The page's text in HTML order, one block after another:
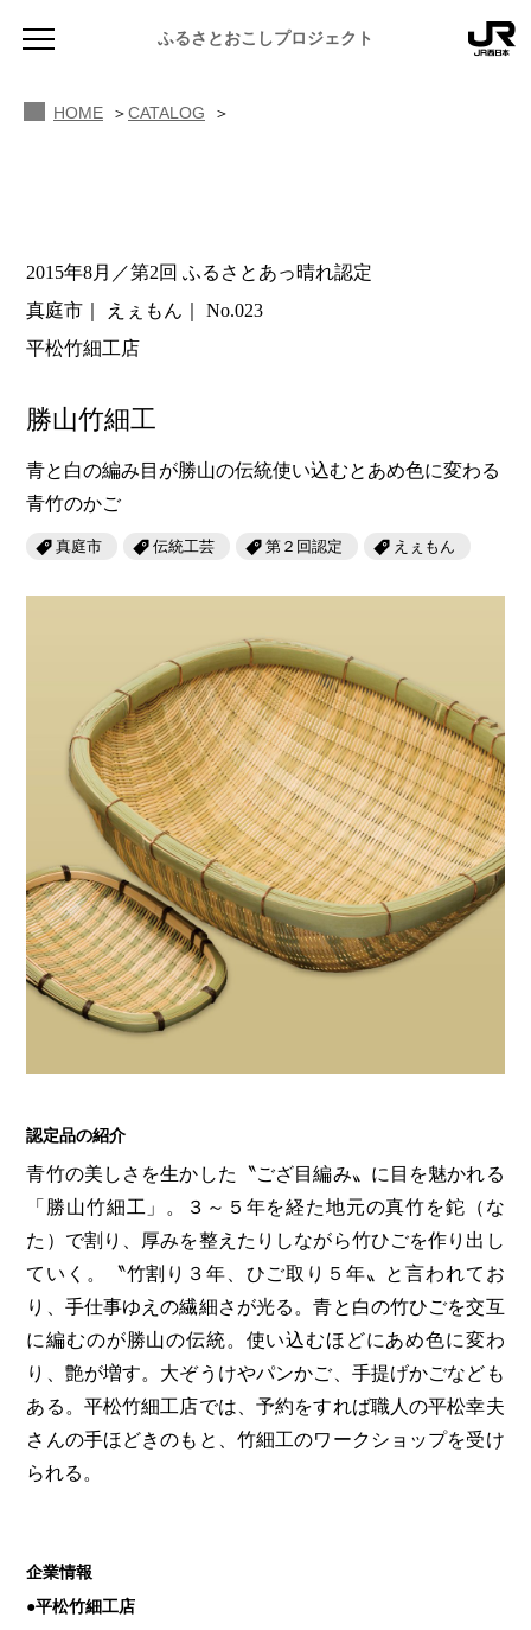
ふるさとおこしプロジェクト
お知らせ
ふるさと散歩
あの駅この駅
おのえきTIMES
JR西日本グループのおみやげ開発
岡山育ちのアイスバー
せとうちの果実 清涼飲料水
雑貨シリーズ
恋するジャージー 瀬戸田レモン
蒜山ショコラ
蒜山ショコラクッキーズ
せとうちのおいしいシリーズ
生スフレ ふわり～ぬ
ふるさとあっ晴れ認定
マップ・一覧から探す
カテゴリー・タグ・キーワードから探す
第16回 Re： 第15回 未来へつなぐ人
第14回 持続と進化 第13回 せとうちの海を育む山々
第12回 挑戦 第11回 せとうち
第10回 岡山・備後の果物 第9回 岡山・備後のうめぇもん
第8回 岡山市
第2回 真庭市/新庄村 第1回 新見市/高梁市/総社市/井原市/矢掛町
ふるさとあっ晴れ認定とは デジタルカタログ
Urara
SAKU美SAKU楽
SETOUCHI TRAIN
La Malle de Bois
地酒列車
スローライフ列車
ABOUT
JR岡山の地域共生
ふるさとおこしプロジェクトとは
活動内容
HOME CATALOG
2015年8月／第2回 ふるさとあっ晴れ認定
真庭市
えぇもん
No.023
平松竹細工店
勝山竹細工
青と白の編み目が勝山の伝統使い込むとあめ色に変わる
青竹のかご
真庭市 伝統工芸 第２回認定 えぇもん
認定品の紹介
青竹の美しさを生かした〝ござ目編み〟に目を魅かれる
「勝山竹細工」。３～５年を経た地元の真竹を鉈（な
た）で割り、厚みを整えたりしながら竹ひごを作り出し
ていく。〝竹割り３年、ひご取り５年〟と言われてお
り、手仕事ゆえの繊細さが光る。青と白の竹ひごを交互
に編むのが勝山の伝統。使い込むほどにあめ色に変わ
り、艶が増す。大ぞうけやパンかご、手提げかごなども
ある。平松竹細工店では、予約をすれば職人の平松幸夫
さんの手ほどきのもと、竹細工のワークショップを受け
られる。
企業情報
●平松竹細工店